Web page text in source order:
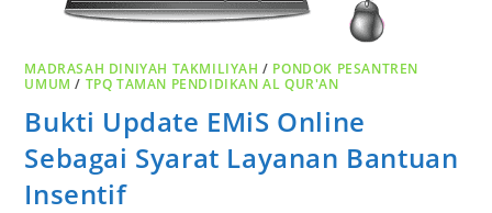
MADRASAH DINIYAH TAKMILIYAH / PONDOK PESANTREN
UMUM / TPQ TAMAN PENDIDIKAN AL QUR'AN
Bukti Update EMiS Online
Sebagai Syarat Layanan Bantuan
Insentif